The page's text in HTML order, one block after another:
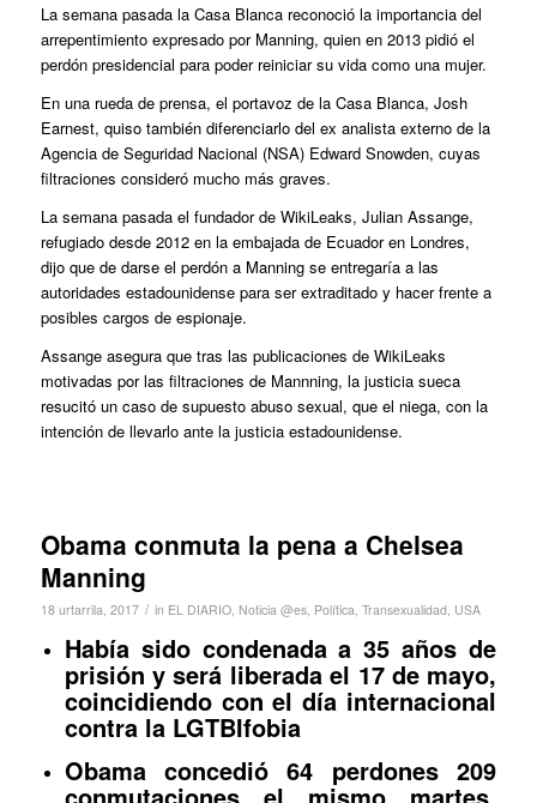
La semana pasada la Casa Blanca reconoció la importancia del
arrepentimiento expresado por Manning, quien en 2013 pidió el
perdón presidencial para poder reiniciar su vida como una mujer.
En una rueda de prensa, el portavoz de la Casa Blanca, Josh
Earnest, quiso también diferenciarlo del ex analista externo de la
Agencia de Seguridad Nacional (NSA) Edward Snowden, cuyas
filtraciones consideró mucho más graves.
La semana pasada el fundador de WikiLeaks, Julian Assange,
refugiado desde 2012 en la embajada de Ecuador en Londres,
dijo que de darse el perdón a Manning se entregaría a las
autoridades estadounidense para ser extraditado y hacer frente a
posibles cargos de espionaje.
Assange asegura que tras las publicaciones de WikiLeaks
motivadas por las filtraciones de Mannning, la justicia sueca
resucitó un caso de supuesto abuso sexual, que el niega, con la
intención de llevarlo ante la justicia estadounidense.
Obama conmuta la pena a Chelsea
Manning
18 urtarrila, 2017 / in EL DIARIO, Noticia @es, Política Transexualidad USA
Había sido condenada a 35 años de
prisión y será liberada el 17 de mayo,
coincidiendo con el día internacional
contra la LGTBIfobia
Obama concedió 64 perdones 209